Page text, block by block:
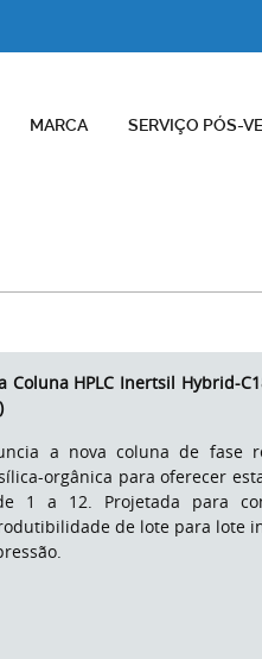
MARCA SERVIÇO PÓS-
Coluna HPLC Inertsil Hybrid-
a nova coluna de fase
orgânica para oferecer
1 a 12. Projetada para
de lote para lote